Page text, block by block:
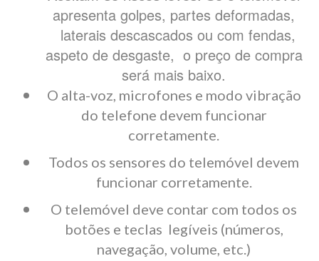
apresenta golpes, partes deformadas,
laterais descascados ou com fendas,
aspeto de desgaste, o preço de compra
será mais baixo.
O alta-voz, microfones e modo vibração
do telefone devem funcionar
corretamente.
Todos os sensores do telemóvel devem
funcionar corretamente.
O telemóvel deve contar com todos os
botões e teclas legíveis (números,
navegação, volume, etc.)